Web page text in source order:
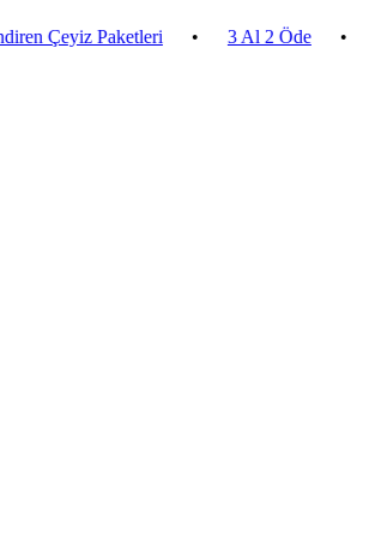
Paketleri • 3 Al 2 Öde •
2.500